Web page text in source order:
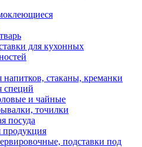
для кухонных
стаканы, креманки
специй
и чайные
точилки
посуда
продукция
подставки под